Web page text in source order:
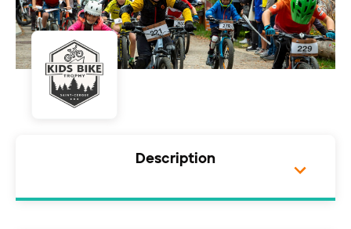
Description